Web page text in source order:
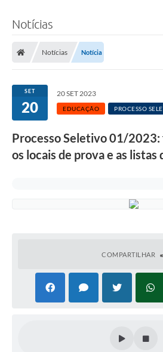
Notícias
Notícias Notícia
SET
20
20 SET 2023
EDUCAÇÃO PROCESSO
Processo Seletivo 01/2023:
os locais de prova e as listas
COMPARTILHAR